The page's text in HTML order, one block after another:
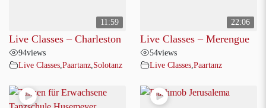
11:59
Live Classes – Charleston
94views
Live Classes Paartanz Solotanz
22:06
Live Classes – Merengue
54views
Live Classes Paartanz